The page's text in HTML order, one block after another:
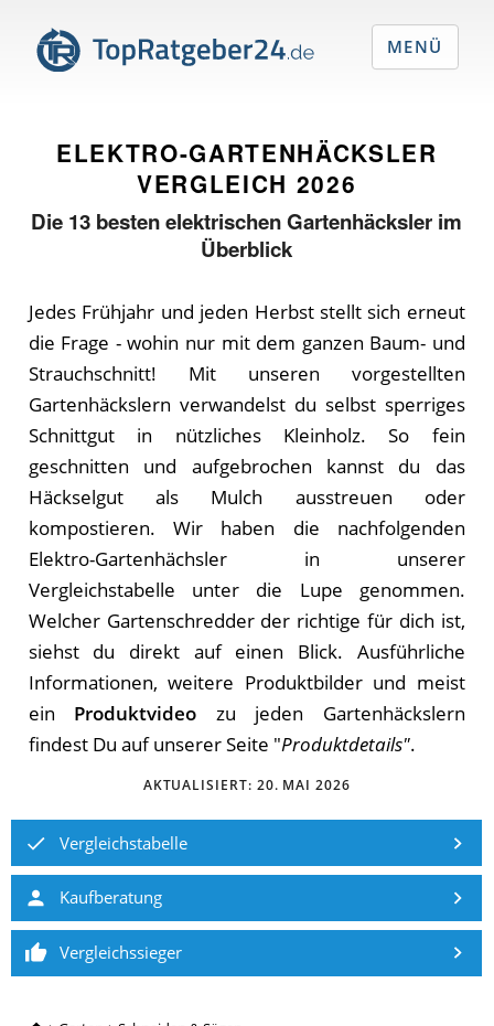
ELEKTRO-GARTENHÄCKSLER
VERGLEICH 2026
Die 13 besten elektrischen Gartenhäcksler im
Überblick
Jedes Frühjahr und jeden Herbst stellt sich erneut
die Frage - wohin nur mit dem ganzen Baum- und
Strauchschnitt! Mit unseren vorgestellten
Gartenhäckslern verwandelst du selbst sperriges
Schnittgut in nützliches Kleinholz. So fein
geschnitten und aufgebrochen kannst du das
Häckselgut als Mulch ausstreuen oder
kompostieren. Wir haben die nachfolgenden
Elektro-Gartenhächsler in unserer
Vergleichstabelle unter die Lupe genommen.
Welcher Gartenschredder der richtige für dich ist,
siehst du direkt auf einen Blick. Ausführliche
Informationen, weitere Produktbilder und meist
ein Produktvideo zu jeden Gartenhäckslern
findest Du auf unserer Seite "Produktdetails".
AKTUALISIERT: 20. MAI 2026
Vergleichstabelle
Kaufberatung
Vergleichssieger
MENÜ